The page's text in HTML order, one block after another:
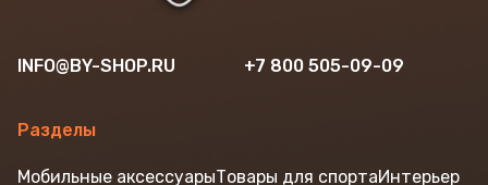
INFO@BY-SHOP.RU +7 800 505-09-09
Разделы
Мобильные аксессуарыТовары для спортаИнтерьер